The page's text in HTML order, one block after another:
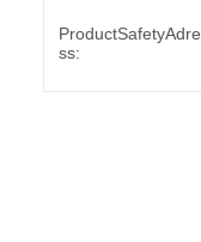
ProductSafetyAdre
ss: